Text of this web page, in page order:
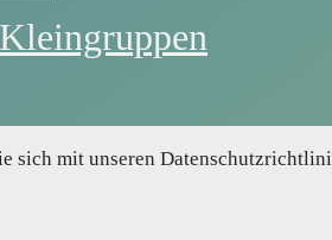
sich mit unseren